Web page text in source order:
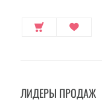
ЛИДЕРЫ ПРОДАЖ